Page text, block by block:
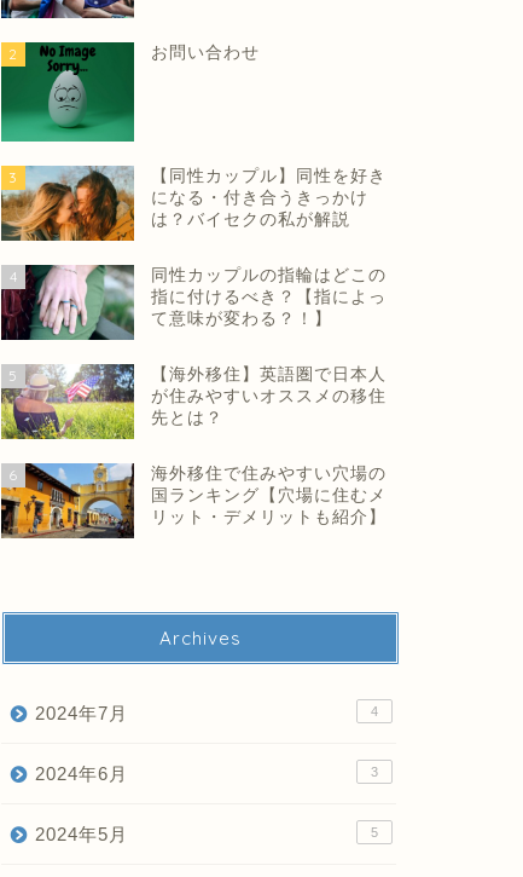
2 お問い合わせ
3
【同性カップル】同性を好き
になる・付き合うきっかけ
は？バイセクの私が解説
4
同性カップルの指輪はどこの
指に付けるべき？【指によっ
て意味が変わる？！】
5
【海外移住】英語圏で日本人
が住みやすいオススメの移住
先とは？
6
海外移住で住みやすい穴場の
国ランキング【穴場に住むメ
リット・デメリットも紹介】
Archives
2024年7月 4
2024年6月 3
2024年5月 5